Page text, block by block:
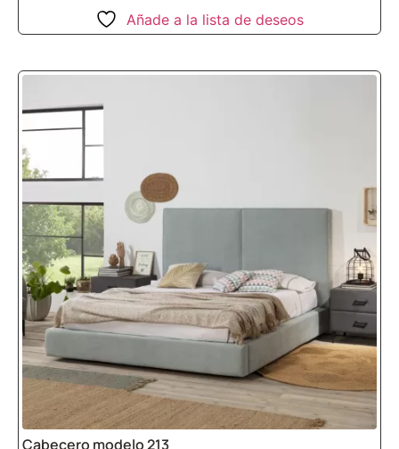
Añade a la lista de deseos
Cabecero modelo 213